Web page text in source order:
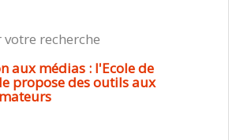
recherche
aux médias : l'Ecole de
propose des outils aux